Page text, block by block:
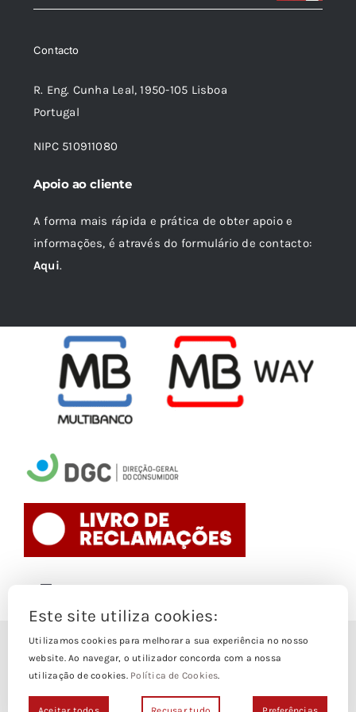
original
24,60 €.
atual
22,14 €.
Contacto
R. Eng. Cunha Leal, 1950-105 Lisboa
Portugal
NIPC 510911080
Apoio ao cliente
A forma mais rápida e prática de obter apoio e
informações, é através do formulário de contacto:
Aqui.
Navigation
Termos e Condições
© Copyright 1988- 2026
Loja Edições Piaget byPiaget Ensino Superior
direitos Reservados | Powered by
Este site utiliza cookies:
Utilizamos cookies para melhorar a sua experiência no nosso
website. Ao navegar, o utilizador concorda com a nossa
utilização de cookies. Política de Cookies.